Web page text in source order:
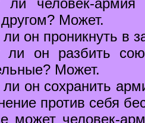
ли человек-армия
Может.
он проникнуть в
ли он разбить
Может.
он сохранить
против себя
может человек-